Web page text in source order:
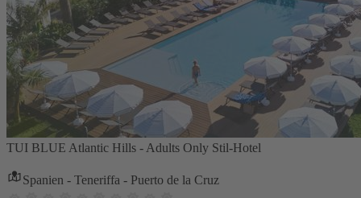
TUI BLUE Atlantic Hills - Adults Only Stil-Hotel
Spanien - Teneriffa - Puerto de la Cruz